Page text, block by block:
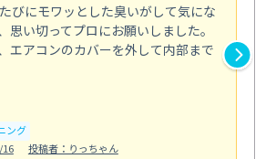
びにモワッとした臭いがして気にな
思い切ってプロにお願いしました。
エアコンのカバーを外して内部まで
ング
16
投稿者：りっちゃん